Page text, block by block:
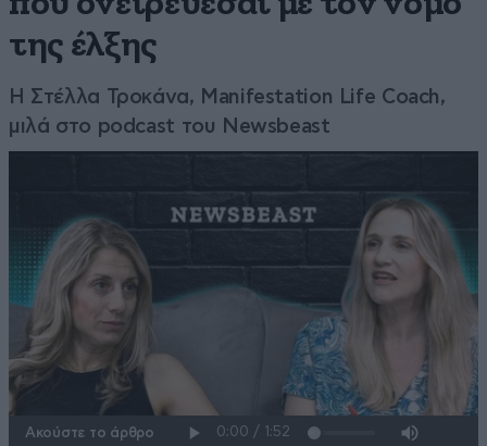
της έλξης
Η Στέλλα Τροκάνα, Manifestation Life Coach,
μιλά στο podcast του Newsbeast
Ακούστε το άρθρο